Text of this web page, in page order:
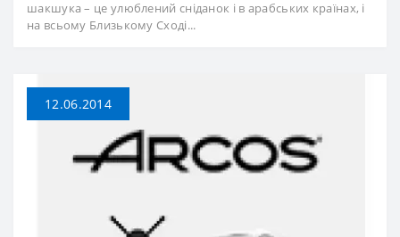
шакшука – це улюблений сніданок і в арабських країнах, і
на всьому Близькому Сході...
12.06.2014